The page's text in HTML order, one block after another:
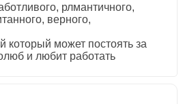
рлмантичного,
верного,
который может постоять за
и любит работать